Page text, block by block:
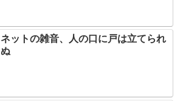
ネットの雑音、人の口に戸は立てられ
ぬ